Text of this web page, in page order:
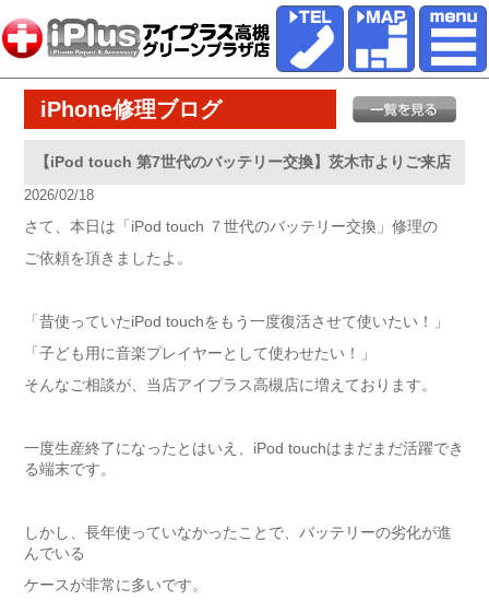
iPhone修理ブログ
【iPod touch 第7世代のバッテリー交換】茨木市よりご来店
2026/02/18
さて、本日は「iPod touch ７世代のバッテリー交換」修理の
ご依頼を頂きましたよ。
「昔使っていたiPod touchをもう一度復活させて使いたい！」
「子ども用に音楽プレイヤーとして使わせたい！」
そんなご相談が、当店アイプラス高槻店に増えております。
一度生産終了になったとはいえ、iPod touchはまだまだ活躍でき
る端末です。
しかし、長年使っていなかったことで、バッテリーの劣化が進
んでいる
ケースが非常に多いです。